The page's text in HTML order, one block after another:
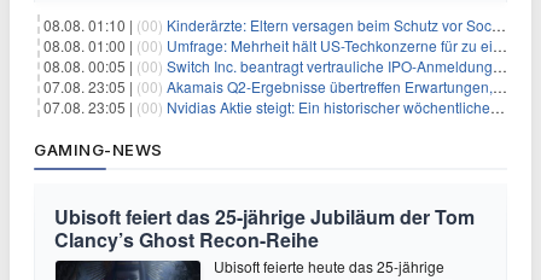
08.08. 01:10 | (00) Kinderärzte: Eltern versagen beim Schutz vor Social Media
08.08. 01:00 | (00) Umfrage: Mehrheit hält US-Techkonzerne für zu einflussreich
08.08. 00:05 | (00) Switch Inc. beantragt vertrauliche IPO-Anmeldung im Zuge des AI-Booms
07.08. 23:05 | (00) Akamais Q2-Ergebnisse übertreffen Erwartungen, doch Aktien fallen: Ein tieferer Blick
07.08. 23:05 | (00) Nvidias Aktie steigt: Ein historischer wöchentlicher Anstieg, getrieben von Innovation und Marktnachfrage
GAMING-NEWS
Ubisoft feiert das 25-jährige Jubiläum der Tom
Clancy’s Ghost Recon-Reihe
Ubisoft feierte heute das 25-jährige